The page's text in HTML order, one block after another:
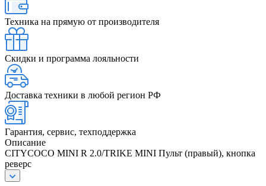
Техника на прямую от производителя
Скидки и программа лояльности
Доставка техники в любой регион РФ
Гарантия, сервис, техподдержка
Описание
CITYCOCO MINI R 2.0/TRIKE MINI Пульт (правый), кнопка
реверс